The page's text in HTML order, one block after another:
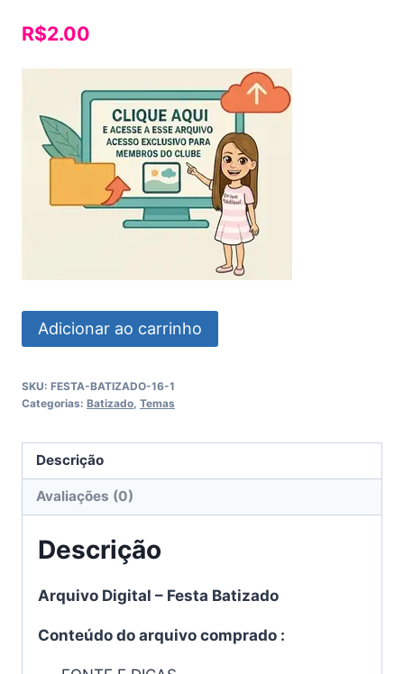
R$2.00
Festa
Batizado
Adicionar ao carrinho
SKU: FESTA-BATIZADO-16-1
Categorias: Batizado Temas
Descrição
Avaliações (0)
Descrição
Arquivo Digital – Festa Batizado
Conteúdo do arquivo comprado :